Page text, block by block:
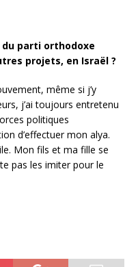
parti orthodoxe
projets, en Israël ?
même si j’y
j’ai toujours entretenu
politiques
d’effectuer mon alya.
Mon fils et ma fille se
pas les imiter pour le